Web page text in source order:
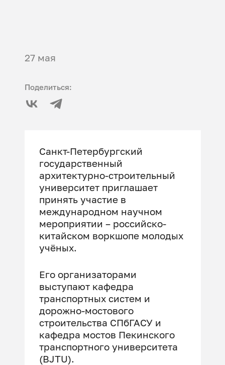
27 мая
Поделиться:
Санкт-Петербургский
государственный
архитектурно-строительный
университет приглашает
принять участие в
международном научном
мероприятии – российско-
китайском воркшопе молодых
учёных.
Его организаторами
выступают кафедра
транспортных систем и
дорожно-мостового
строительства СПбГАСУ и
кафедра мостов Пекинского
транспортного университета
(BJTU).